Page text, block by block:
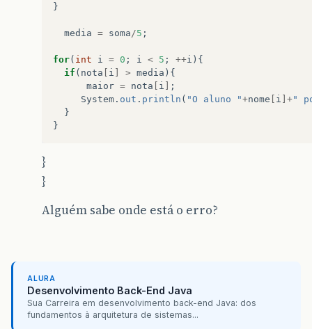
}
media = soma /5 ;
for( int i = 0 ; i < 5 ; ++i ){
if ( nota i > media ){
maior = nota i
;
System . out . println ( "O aluno "+nome i ]+"
}
}
}
}
Alguém sabe onde está o erro?
ALURA
Desenvolvimento Back-End Java
Sua Carreira em desenvolvimento back-end Java: dos
fundamentos à arquitetura de sistemas...